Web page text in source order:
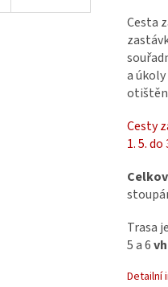
Cesta
a
Cesty
1. 5. do
Trasa
5 a 6
Detailní